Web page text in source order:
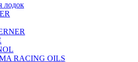
лодок
RACING OILS